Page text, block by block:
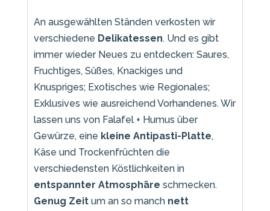
An ausgewählten Ständen verkosten wir
verschiedene Delikatessen. Und es gibt
immer wieder Neues zu entdecken: Saures,
Fruchtiges, Süßes, Knackiges und
Knuspriges; Exotisches wie Regionales;
Exklusives wie ausreichend Vorhandenes. Wir
lassen uns von Falafel + Humus über
Gewürze, eine kleine Antipasti-Platte,
Käse und Trockenfrüchten die
verschiedensten Köstlichkeiten in
entspannter Atmosphäre schmecken.
Genug Zeitum an so manch nett